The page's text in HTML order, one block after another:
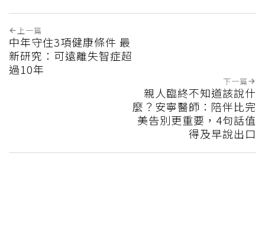
上一篇
中年守住3項健康條件 最
新研究：可遠離失智症超
過10年
下一篇
親人臨終不知道該說什
麼？安寧醫師：陪伴比完
美告別更重要，4句話值
得及早說出口